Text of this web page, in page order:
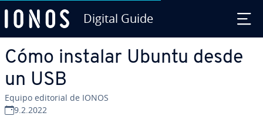
Digital Guide
Cómo instalar Ubuntu desde
un USB
Equipo editorial de IONOS
9.2.2022